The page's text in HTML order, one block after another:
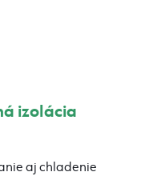
izolácia
aj chladenie